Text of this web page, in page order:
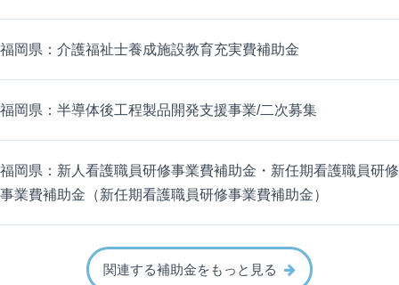
福岡県：介護福祉士養成施設教育充実費補助金
福岡県：半導体後工程製品開発支援事業/二次募集
福岡県：新人看護職員研修事業費補助金・新任期看護職員研修
事業費補助金（新任期看護職員研修事業費補助金）
関連する補助金をもっと見る